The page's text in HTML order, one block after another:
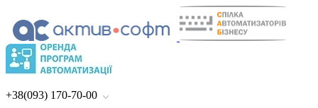
+38(093) 170-70-00